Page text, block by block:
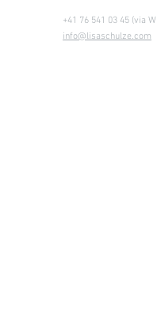
+41 76 541 03 45 (via
info@lisaschulze.com